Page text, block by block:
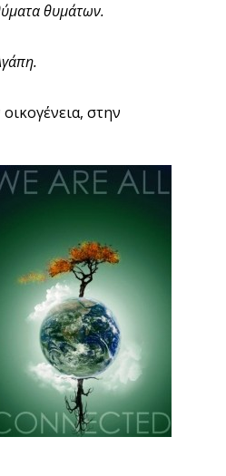
θυμάτων.
στην